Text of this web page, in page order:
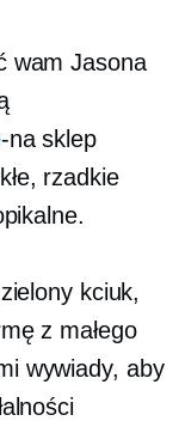
wam Jasona
-nasklep
rzadkie
kciuk,
z małego
wywiady, aby